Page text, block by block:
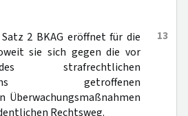
13
2 BKAG eröffnet für die
sie sich gegen die vor
strafrechtlichen
getroffenen
Überwachungsmaßnahmen
Rechtsweg.